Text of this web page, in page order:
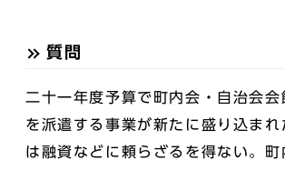
質問
二十一年度予算で町内会・自治会会
を派遣する事業が新たに盛り込まれ
は融資などに頼らざるを得ない。町